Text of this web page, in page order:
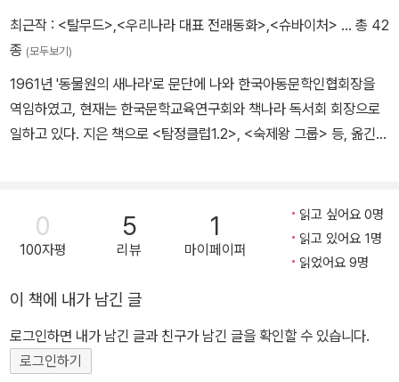
최근작 : <탈무드>,<우리나라 대표 전래동화>,<슈바이처> … 총 42
종 (모두보기)
1961년 '동물원의 새나라'로 문단에 나와 한국아동문학인협회장을
역임하였고, 현재는 한국문학교육연구회와 책나라 독서회 회장으로
일하고 있다. 지은 책으로 <탐정클럽1.2>, <숙제왕 그룹> 등, 옮긴
0
100자평
5
리뷰
1
마이페이퍼
읽고 싶어요 0명
읽고 있어요 1명
읽었어요 9명
이 책에 내가 남긴 글
로그인하면 내가 남긴 글과 친구가 남긴 글을 확인할 수 있습니다.
로그인하기